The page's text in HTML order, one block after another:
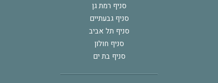
סניף רמת גן
סניף גבעתיים
סניף תל אביב
סניף חולון
סניף בת ים